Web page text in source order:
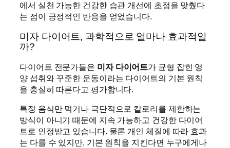
에서 실천 가능한 건강한 습관 개선에 초점을 맞췄다
는 점이 긍정적인 반응을 얻었습니다.
미자 다이어트, 과학적으로 얼마나 효과적일
까?
다이어트 전문가들은 미자 다이어트가 균형 잡힌 영
양 섭취와 꾸준한 운동이라는 다이어트의 기본 원칙
을 충실히 따른다고 평가합니다.
특정 음식만 먹거나 극단적으로 칼로리를 제한하는
방식이 아니기 때문에 지속 가능하고 건강한 다이어
트로 인정받고 있습니다. 물론 개인 체질에 따라 효과
는 다를 수 있지만, 기본 원칙을 지킨다면 누구에게나